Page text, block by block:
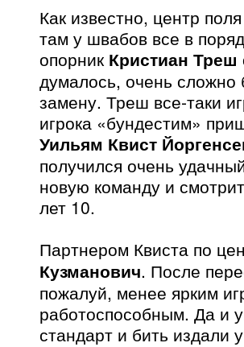
Как известно, центр
там у швабов все в
опорник Кристиан Треш
думалось, очень сложно
замену. Треш все-таки
игрока «бундестим»
Уильям Квист
получился очень
новую команду и
лет 10.
Партнером Квиста по
Кузманович. После
пожалуй, менее ярким
работоспособным. Да и
стандарт и бить издали